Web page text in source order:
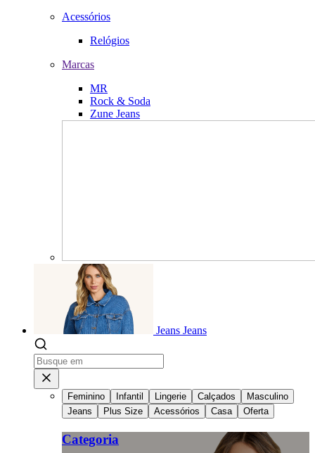
Acessórios
Relógios
Marcas
MR
Rock & Soda
Zune Jeans
Jeans Jeans
Feminino Infantil Lingerie Calçados
Masculino
Jeans
Plus Size Acessórios Casa Oferta
Categoria